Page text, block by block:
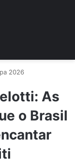
2026
As
o Brasil